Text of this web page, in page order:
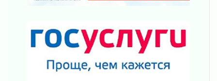
ПСК через Гослуслуги напомнит жителям
Ленинградской области о неоплаченных
счетах
02 августа 2026
Пропавшего подростка нашли в Кировском